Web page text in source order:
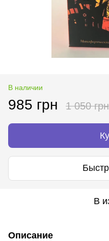
В наличии
985 грн 1 050 грн
В
Описание